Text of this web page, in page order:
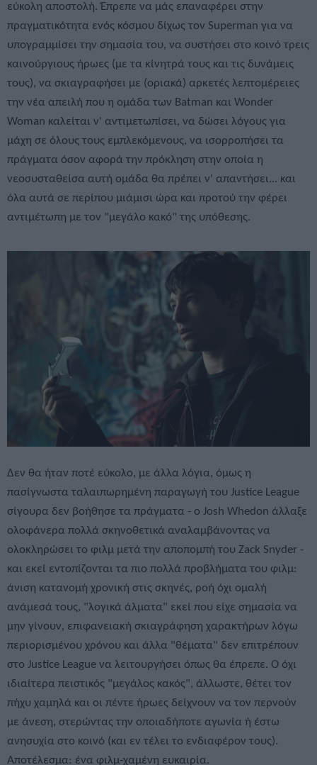
εύκολη αποστολή. Έπρεπε να μάς επαναφέρει στην
πραγματικότητα ενός κόσμου δίχως τον Superman για να
υπογραμμίσει την σημασία του, να συστήσει στο κοινό τρεις
καινούργιους ήρωες (με τα κίνητρά τους και τις δυνάμεις
τους), να σκιαγραφήσει με (οριακά) αρκετές λεπτομέρειες
την νέα απειλή που η ομάδα των Batman και Wonder
Woman καλείται ν' αντιμετωπίσει, να δώσει λόγους για
μάχη σε όλους τους εμπλεκόμενους, να ισορροπήσει τα
πράγματα όσον αφορά την πρόκληση στην οποία η
νεοσυσταθείσα αυτή ομάδα θα πρέπει ν' απαντήσει... και
όλα αυτά σε περίπου μιάμισι ώρα και προτού την φέρει
αντιμέτωπη με τον "μεγάλο κακό" της υπόθεσης.
Δεν θα ήταν ποτέ εύκολο, με άλλα λόγια, όμως η
πασίγνωστα ταλαιπωρημένη παραγωγή του Justice League
σίγουρα δεν βοήθησε τα πράγματα - ο Josh Whedon άλλαξε
ολοφάνερα πολλά σκηνοθετικά αναλαμβάνοντας να
ολοκληρώσει το φιλμ μετά την αποπομπή του Zack Snyder -
και εκεί εντοπίζονται τα πιο πολλά προβλήματα του φιλμ:
άνιση κατανομή χρονική στις σκηνές, ροή όχι ομαλή
ανάμεσά τους, "λογικά άλματα" εκεί που είχε σημασία να
μην γίνουν, επιφανειακή σκιαγράφηση χαρακτήρων λόγω
περιορισμένου χρόνου και άλλα "θέματα" δεν επιτρέπουν
στο Justice League να λειτουργήσει όπως θα έπρεπε. Ο όχι
ιδιαίτερα πειστικός "μεγάλος κακός", άλλωστε, θέτει τον
πήχυ χαμηλά και οι πέντε ήρωες δείχνουν να τον περνούν
με άνεση, στερώντας την οποιαδήποτε αγωνία ή έστω
ανησυχία στο κοινό (και εν τέλει το ενδιαφέρον τους).
Αποτέλεσμα: ένα φιλμ-χαμένη ευκαιρία.